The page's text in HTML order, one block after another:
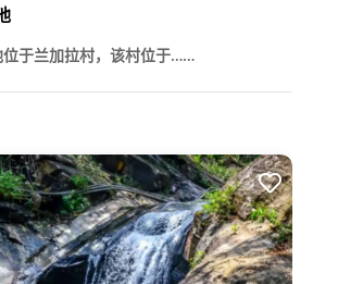
位于兰加拉村，该村位于……